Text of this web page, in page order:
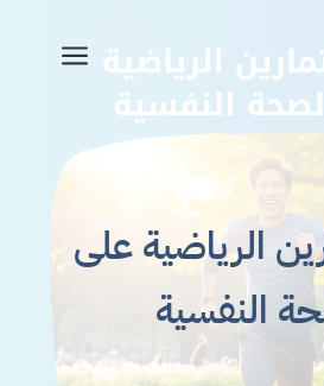
a
الرياضية على
النفسية